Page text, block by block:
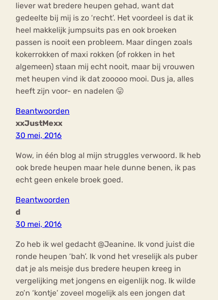
liever wat bredere heupen gehad, want dat
gedeelte bij mij is zo ‘recht’. Het voordeel is dat ik
heel makkelijk jumpsuits pas en ook broeken
passen is nooit een probleem. Maar dingen zoals
kokerrokken of maxi rokken (of rokken in het
algemeen) staan mij echt nooit, maar bij vrouwen
met heupen vind ik dat zooooo mooi. Dus ja, alles
heeft zijn voor- en nadelen 😛
Beantwoorden
xxJustMexx
30 mei, 2016
Wow, in één blog al mijn struggles verwoord. Ik heb
ook brede heupen maar hele dunne benen, ik pas
echt geen enkele broek goed.
Beantwoorden
d
30 mei, 2016
Zo heb ik wel gedacht @Jeanine. Ik vond juist die
ronde heupen ‘bah’. Ik vond het vreselijk als puber
dat je als meisje dus bredere heupen kreeg in
vergelijking met jongens en eigenlijk nog. Ik wilde
zo’n ‘kontje’ zoveel mogelijk als een jongen dat